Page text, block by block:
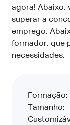
agora! Abaixo,
superar a
emprego.
formador, que
necessidades.
Formação:
Tamanho: